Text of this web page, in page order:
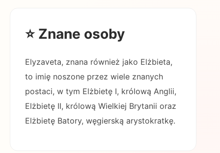
⭐ Znane osoby
Elyzaveta, znana również jako Elżbieta,
to imię noszone przez wiele znanych
postaci, w tym Elżbietę I, królową Anglii,
Elżbietę II, królową Wielkiej Brytanii oraz
Elżbietę Batory, węgierską arystokratkę.